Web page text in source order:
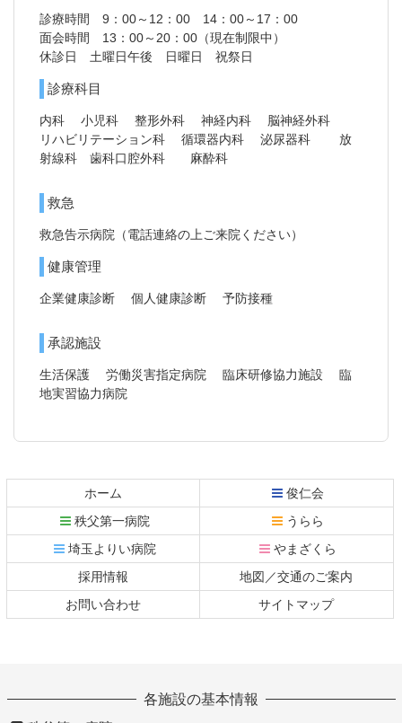
診療時間 9：00～12：00 14：00～17：00
面会時間 13：00～20：00（現在制限中）
休診日
土曜日午後 日曜日 祝祭日
診療科目
内科 小児科 整形外科 神経内科
脳神経外科
リハビリテーション科
循環器内科 泌尿器科
放
射線科 歯科口腔外科 麻酔科
救急
救急告示病院（電話連絡の上ご来院ください）
健康管理
企業健康診断 個人健康診断 予防接種
承認施設
生活保護 労働災害指定病院 臨床研修協力施設
臨
地実習協力病院
ン
文
頭
の
へ
ホーム
俊仁会
秩父第一病院
うらら
埼玉よりい病院
やまざくら
採用情報
地図／交通のご案内
お問い合わせ
サイトマップ
各施設の基本情報